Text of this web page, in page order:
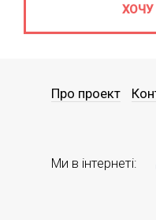
ХОЧУ
Про проект
Ми в інтернеті: